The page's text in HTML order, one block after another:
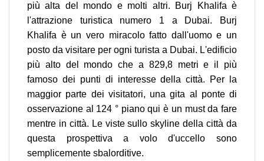
più alta del mondo e molti altri. Burj Khalifa è
l'attrazione turistica numero 1 a Dubai. Burj
Khalifa è un vero miracolo fatto dall'uomo e un
posto da visitare per ogni turista a Dubai. L'edificio
più alto del mondo che a 829,8 metri e il più
famoso dei punti di interesse della città. Per la
maggior parte dei visitatori, una gita al ponte di
osservazione al 124 ° piano qui è un must da fare
mentre in città. Le viste sullo skyline della città da
questa prospettiva a volo d'uccello sono
semplicemente sbalorditive.